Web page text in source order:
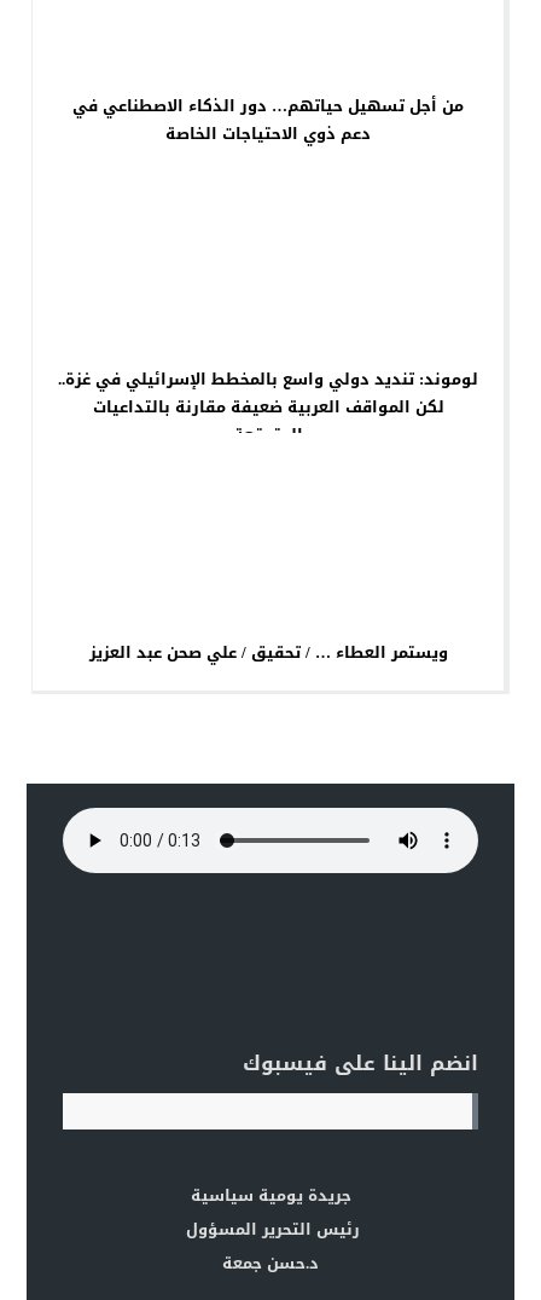
من أجل تسهيل حياتهم… دور الذكاء الاصطناعي في
دعم ذوي الاحتياجات الخاصة
لوموند: تنديد دولي واسع بالمخطط الإسرائيلي في غزة..
لكن المواقف العربية ضعيفة مقارنة بالتداعيات
المتوقعة
ويستمر العطاء … / تحقيق / علي صحن عبد العزيز
انضم الينا على فيسبوك
جريدة يومية سياسية
رئيس التحرير المسؤول
د.حسن جمعة